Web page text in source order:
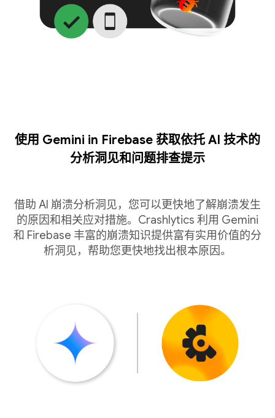
使用 Gemini in Firebase 获取依托 AI 技术的
分析洞见和问题排查提示
借助 AI 崩溃分析洞见，您可以更快地了解崩溃发生
的原因和相关应对措施。Crashlytics 利用 Gemini
和 Firebase 丰富的崩溃知识提供富有实用价值的分
析洞见，帮助您更快地找出根本原因。